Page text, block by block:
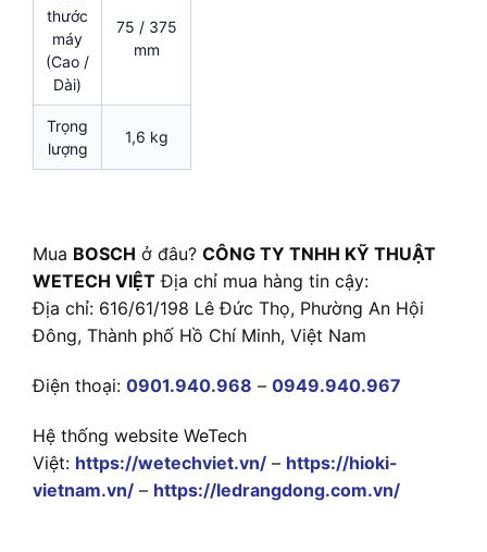
thước
máy
(Cao /
Dài)
75 / 375
mm
Trọng
lượng
1,6 kg
Mua BOSCH ở đâu? CÔNG TY TNHH KỸ THUẬT
WETECH VIỆT Địa chỉ mua hàng tin cậy:
Địa chỉ: 616/61/198 Lê Đức Thọ, Phường An Hội
Đông, Thành phố Hồ Chí Minh, Việt Nam
Điện thoại: 0901.940.968 – 0949.940.967
Hệ thống website WeTech
Việt: https://wetechviet.vn/ – https://hioki-
vietnam.vn/ – https://ledrangdong.com.vn/